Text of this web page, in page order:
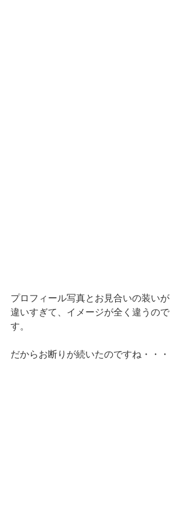
プロフィール写真とお見合いの装いが
違いすぎて、イメージが全く違うので
す。
だからお断りが続いたのですね・・・